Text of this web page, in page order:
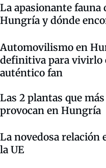
La apasionante fauna
Hungría y dónde
Automovilismo en
definitiva para vivirlo
auténtico fan
Las 2 plantas que
provocan en Hungría
La novedosa relación
la UE